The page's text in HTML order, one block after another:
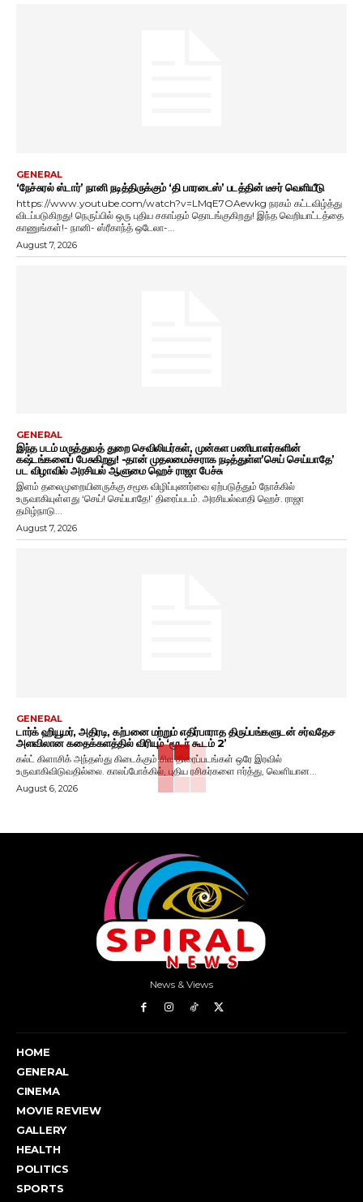
GENERAL
‘நேச்சுரல் ஸ்டார்’ நானி நடித்திருக்கும் ‘தி பாரடைஸ்’ படத்தின் டீசர் வெளியீடு
https://www.youtube.com/watch?v=LMqE7OAewkg நரகம் கட்டவிழ்த்து
விடப்படுகிறது! நெருப்பில் ஒரு புதிய சகாப்தம் தொடங்குகிறது! இந்த வெறியாட்டத்தை
காணுங்கள்!- நானி- ஸ்ரீகாந்த் ஒடேலா-...
August 7, 2026
GENERAL
இந்த படம் மருத்துவத் துறை செவிலியர்கள், முன்கள பணியாளர்களின்
கஷ்டங்களைப் பேசுகிறது! -தான் முதலமைச்சராக நடித்துள்ள’செய் செய்யாதே’
பட விழாவில் அரசியல் ஆளுமை ஹெச் ராஜா பேச்சு
இளம் தலைமுறையினருக்கு சமூக விழிப்புணர்வை ஏற்படுத்தும் நோக்கில்
உருவாகியுள்ளது ‘செய்! செய்யாதே!’ திரைப்படம். அரசியல்வாதி ஹெச். ராஜா
தமிழ்நாடு...
August 7, 2026
GENERAL
டார்க் ஹியூமர், அதிரடி, கற்பனை மற்றும் எதிர்பாராத திருப்பங்களுடன் சர்வதேச
அளவிலான கதைக்களத்தில் விரியும் ‘மூடர் கூடம் 2’
கல்ட் கிளாசிக் அந்தஸ்து கிடைக்கும் சில திரைப்படங்கள் ஒரே இரவில்
உருவாகிவிடுவதில்லை. காலப்போக்கில், புதிய ரசிகர்களை ஈர்த்து, வெளியான...
August 6, 2026
News & Views
HOME
GENERAL
CINEMA
MOVIE REVIEW
GALLERY
HEALTH
POLITICS
SPORTS